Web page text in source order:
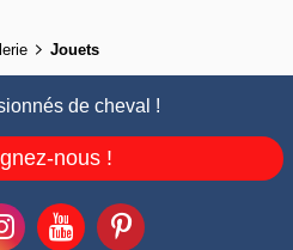
Jouets
de cheval !
nous !